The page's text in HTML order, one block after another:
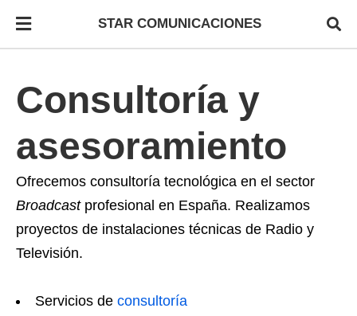
STAR COMUNICACIONES
Consultoría y
asesoramiento
Ofrecemos consultoría tecnológica en el sector
Broadcastprofesional en España. Realizamos
proyectos de instalaciones técnicas de Radio y
Televisión.
Servicios de consultoría